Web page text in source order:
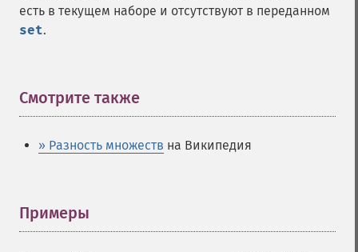
есть в текущем наборе и отсутствуют в переданном
set.
Смотрите также
» Разность множеств на Википедия
Примеры